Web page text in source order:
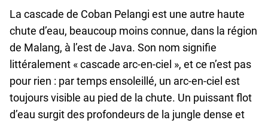
La cascade de Coban Pelangi est une autre haute
chute d’eau, beaucoup moins connue, dans la région
de Malang, à l’est de Java. Son nom signifie
littéralement « cascade arc‑en‑ciel », et ce n’est pas
pour rien : par temps ensoleillé, un arc‑en‑ciel est
toujours visible au pied de la chute. Un puissant flot
d’eau surgit des profondeurs de la jungle dense et